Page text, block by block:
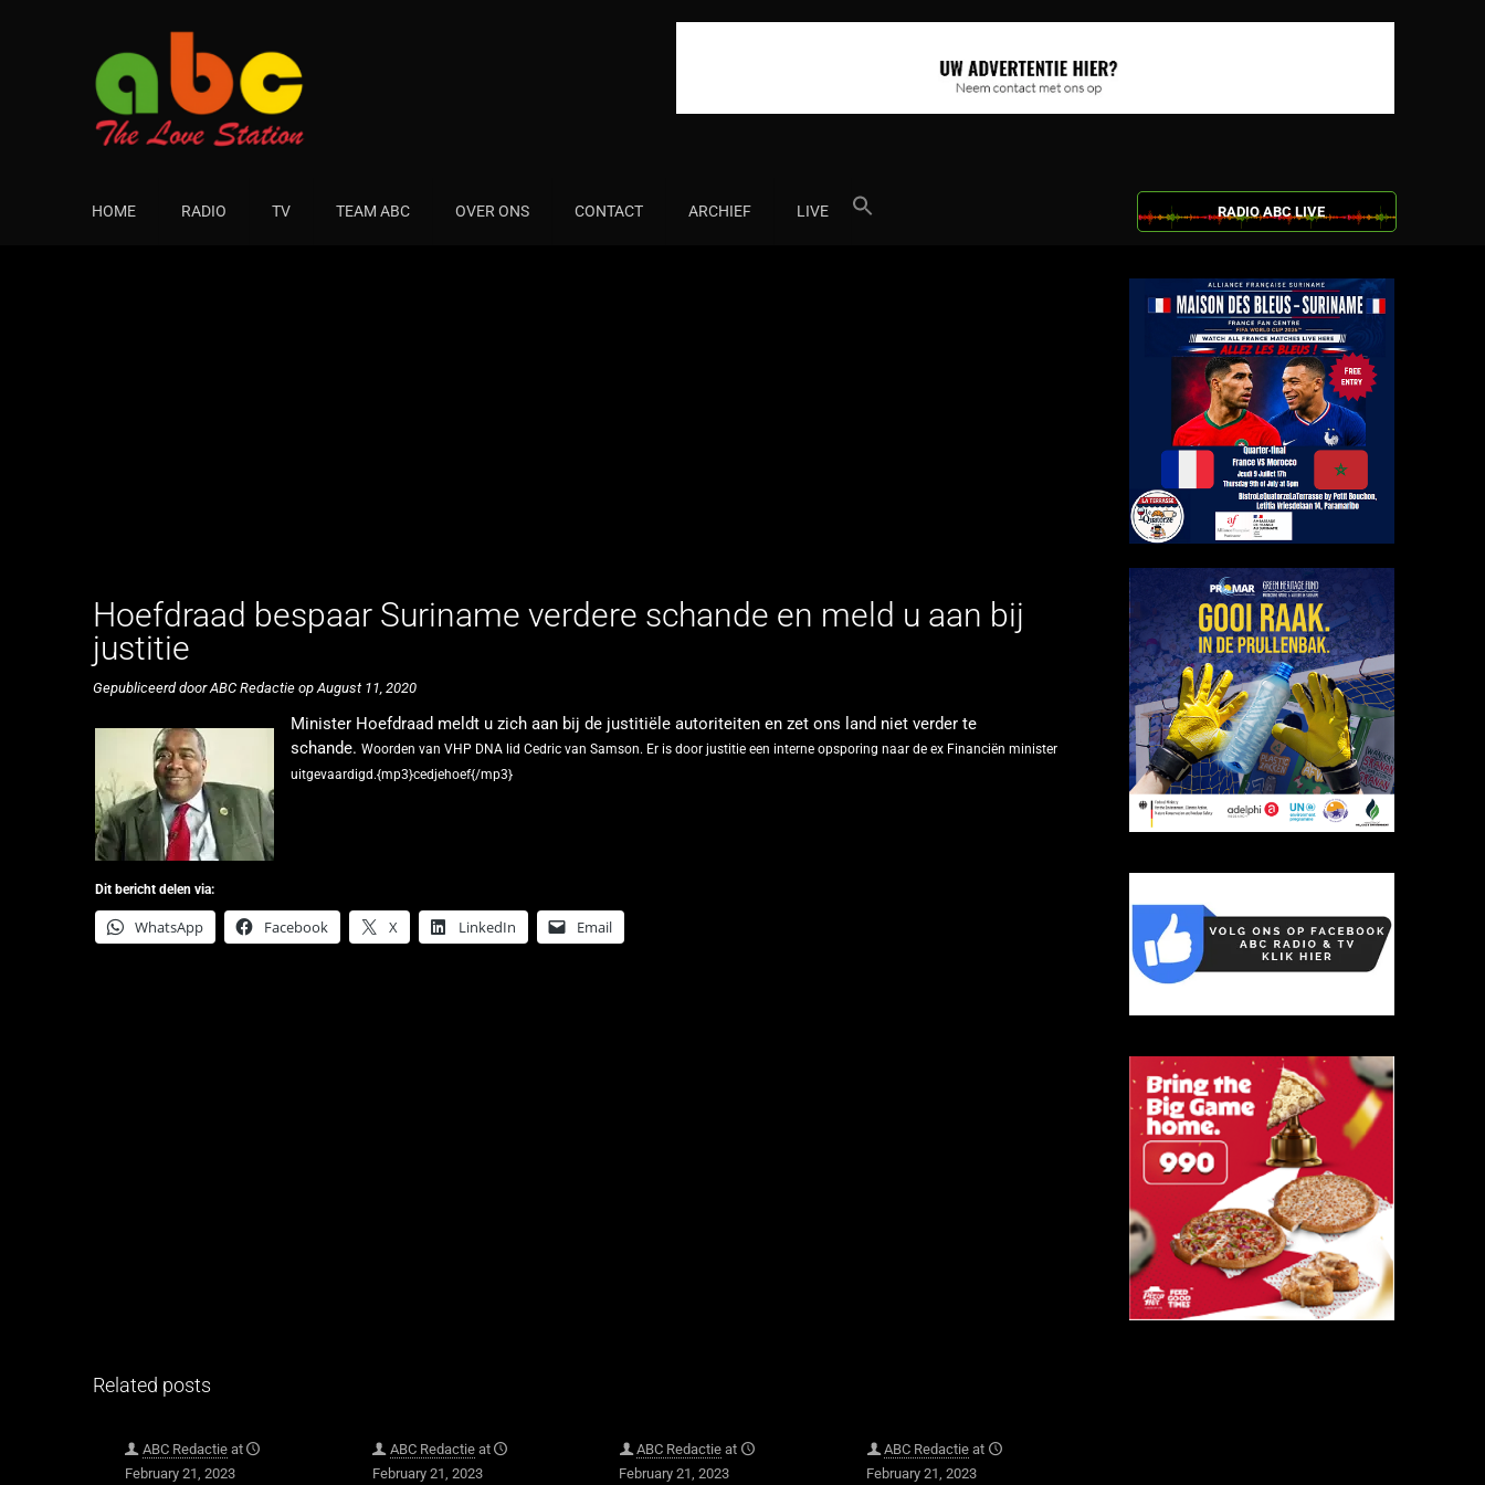
HOME RADIO TV TEAM ABC OVER ONS CONTACT ARCHIEF LIVE
Search
for:
RADIO ABC LIVE
Hoefdraad bespaar Suriname verdere schande en meld u aan bij
justitie
Gepubliceerd door ABC Redactie op August 11, 2020
Minister Hoefdraad meldt u zich aan bij de justitiële autoriteiten en zet ons land niet verder te
schande. Woorden van VHP DNA lid Cedric van Samson. Er is door justitie een interne opsporing naar de ex Financiën minister
uitgevaardigd.{mp3}cedjehoef{/mp3}
Dit bericht delen via:
WhatsApp Facebook X LinkedIn Email
Related posts
ABC Redactie at
February 21, 2023
ABC Redactie at
February 21, 2023
ABC Redactie at
February 21, 2023
ABC Redactie at
February 21, 2023